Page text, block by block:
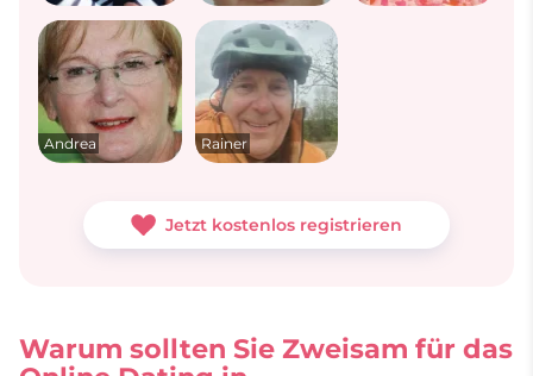
Andrea Rainer
Jetzt kostenlos registrieren
Warum sollten Sie Zweisam für das